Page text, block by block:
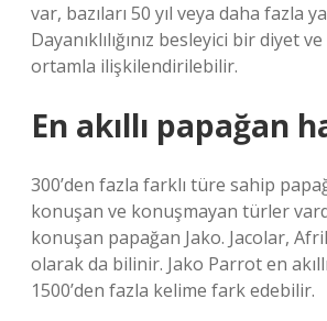
var, bazıları 50 yıl veya daha fazla
Dayanıklılığınız besleyici bir diyet
ortamla ilişkilendirilebilir.
En akıllı papağan
300’den fazla farklı türe sahip
konuşan ve konuşmayan türler
konuşan papağan Jako. Jacolar,
olarak da bilinir. Jako Parrot en
1500’den fazla kelime fark edebilir.